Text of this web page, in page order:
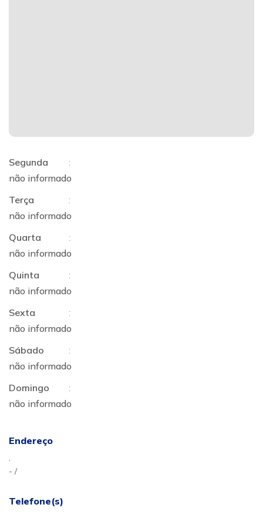
Segunda
:
não informado
Terça
:
não informado
Quarta
:
não informado
Quinta
:
não informado
Sexta
:
não informado
Sábado
:
não informado
Domingo
:
não informado
Endereço
,
- /
Telefone(s)